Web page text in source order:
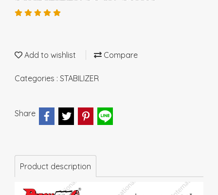
Add to wishlist Compare
Categories : STABILIZER
Share
Product description